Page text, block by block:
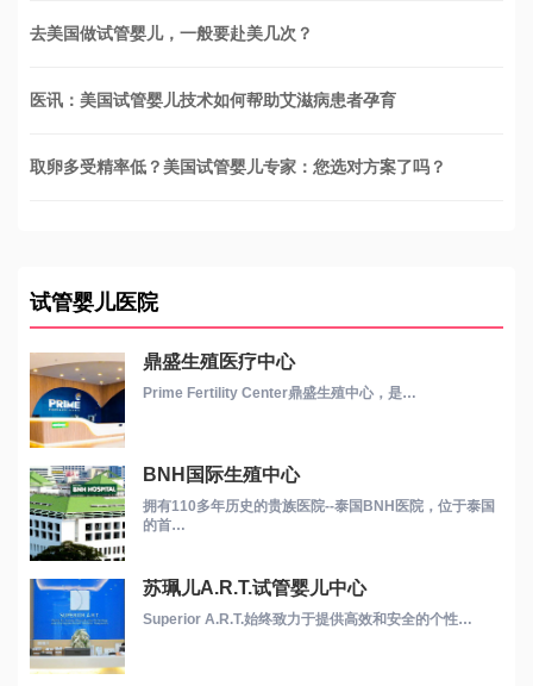
去美国做试管婴儿，一般要赴美几次？
医讯：美国试管婴儿技术如何帮助艾滋病患者孕育
取卵多受精率低？美国试管婴儿专家：您选对方案了吗？
试管婴儿医院
鼎盛生殖医疗中心
Prime Fertility Center鼎盛生殖中心，是…
BNH国际生殖中心
拥有110多年历史的贵族医院--泰国BNH医院，位于泰国
的首…
苏珮儿A.R.T.试管婴儿中心
Superior A.R.T.始终致力于提供高效和安全的个性…